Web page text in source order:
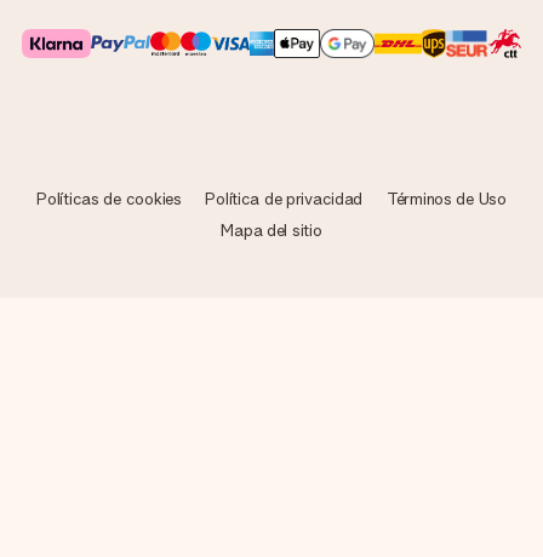
Políticas de cookies Política de privacidad
Términos de Uso
Mapa del sitio